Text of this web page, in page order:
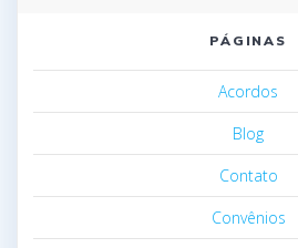
PÁGINAS
Acordos
Blog
Contato
Convênios